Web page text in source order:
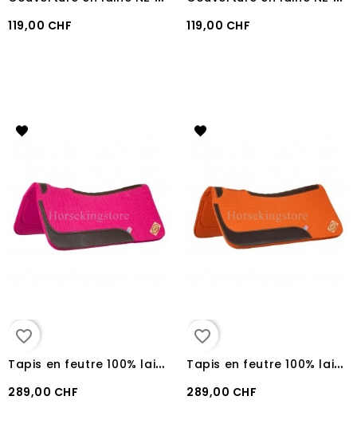
119,00 CHF 119,00 CHF
favorite_border
T
apis en feutre 100% laine + Néoprène Pool's Pink
289,00 CHF
favorite_border
T
apis en feutre 100% laine + Néoprène Pool's Orange
289,00 CHF